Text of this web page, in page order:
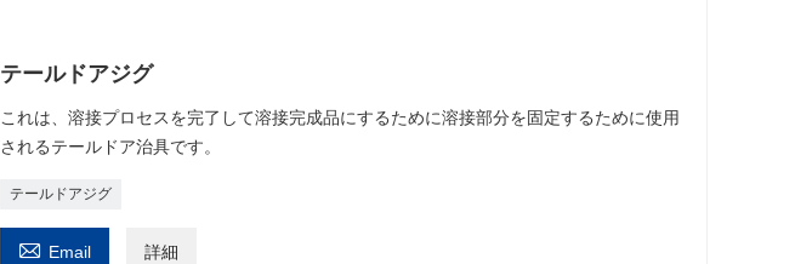
テールドアジグ
これは、溶接プロセスを完了して溶接完成品にするために溶接部分を固定するために使用
されるテールドア治具です。
テールドアジグ
 Email 詳細